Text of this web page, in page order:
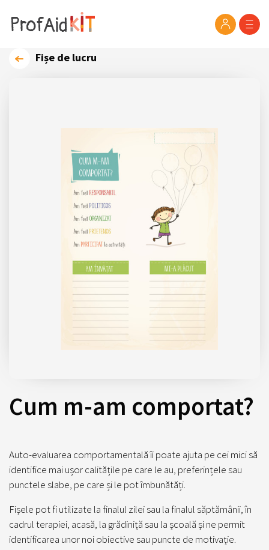
Fișe de lucru
Cum m-am comportat?
Auto-evaluarea comportamentală îi poate ajuta pe cei mici să
identifice mai ușor calitățile pe care le au, preferințele sau
punctele slabe, pe care și le pot îmbunătăți.
Fișele pot fi utilizate la finalul zilei sau la finalul săptămânii, în
cadrul terapiei, acasă, la grădiniță sau la școală și ne permit
identificarea unor noi obiective sau puncte de motivație.